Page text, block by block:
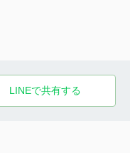
LINEで共有する